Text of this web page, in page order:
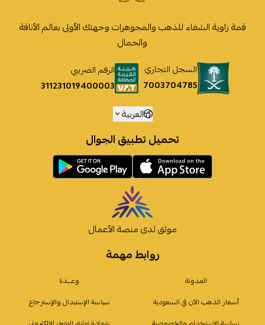
روابط مهمة
المدونة
وعـــدنا
أسعار الذهب الآن في السعودية
سياسة الإستبدال والإسترجاع
قمة زاوية الشفاء للذهب والمجوهرات وجهتك الأولى بعالم الأناقة
والجمال
السجل التجاري
7003704785
الرقم الضريبي
311231019400003
العربية
تحميل تطبيق الجوال
موثق لدى منصة الأعمال